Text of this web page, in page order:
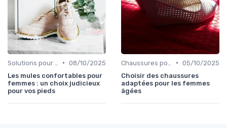
• 08/10/2025
Les mules confortables pour
femmes : un choix judicieux
pour vos pieds
• 05/10/2025
Choisir des chaussures
adaptées pour les femmes
âgées